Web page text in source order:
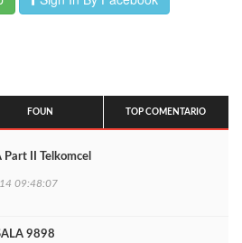
FOUN TOP COMENTARIO
II Telkomcel
09:48:07
9898